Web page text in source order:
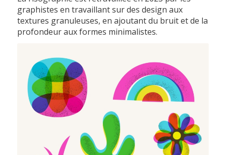
graphistes en travaillant sur des design aux
textures granuleuses, en ajoutant du bruit et de la
profondeur aux formes minimalistes.